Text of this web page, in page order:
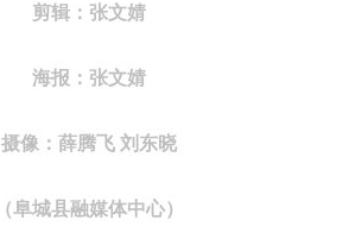
剪辑： 张文婧
海报： 张文婧
摄像：薛腾飞 刘东晓
（阜城县融媒体中心）